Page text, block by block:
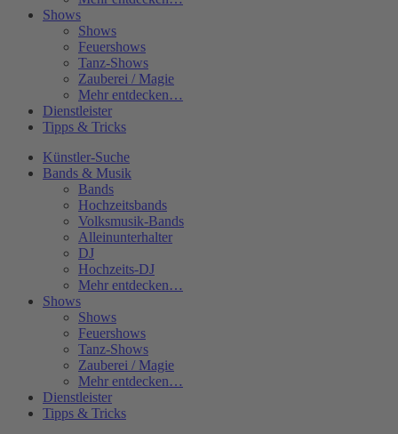
Shows
Shows
Feuershows
Tanz-Shows
Zauberei / Magie
Mehr entdecken…
Dienstleister
Tipps & Tricks
Künstler-Suche
Bands & Musik
Bands
Hochzeitsbands
Volksmusik-Bands
Alleinunterhalter
DJ
Hochzeits-DJ
Mehr entdecken…
Shows
Shows
Feuershows
Tanz-Shows
Zauberei / Magie
Mehr entdecken…
Dienstleister
Tipps & Tricks